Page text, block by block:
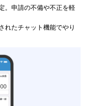
。申請の不備や不正を軽
れたチャット機能でやり